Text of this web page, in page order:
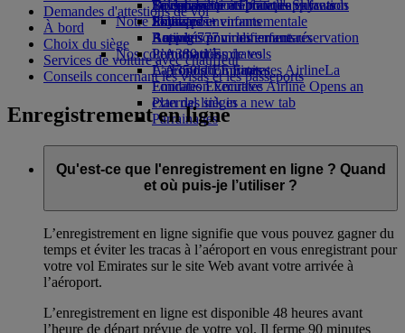
Boissons
Notre flotte
Boeing 777
L’A380 d’Emirates
L’A350 d’Emirates
Emirates Executive
Plan des sièges
Divertissements pour les enfants
Jouets pour enfants
Activités pour les enfants
La durabilité en pratique
Politique environnementale
Rapports environnementaux
Nos communautés
La Fondation Emirates AirlineLa
Fondation Emirates Airline Opens an
external link in a new tab
Parrainages
Se connecter à Emirates Skywards
Skywards+
Téléphone portable et l'application
Emirates
Annuler ou modifier une réservation
Perturbations de vols
À propos d’Emirates
Demandes d'attestions de vol
À bord
Choix du siège
Services de voiture avec chauffeur
Conseils concernant les visas et les passeports
Enregistrement en ligne
Qu'est-ce que l'enregistrement en ligne ? Quand
et où puis-je l’utiliser ?
L’enregistrement en ligne signifie que vous pouvez gagner du
temps et éviter les tracas à l’aéroport en vous enregistrant pour
votre vol Emirates sur le site Web avant votre arrivée à
l’aéroport.
L’enregistrement en ligne est disponible 48 heures avant
l’heure de départ prévue de votre vol. Il ferme 90 minutes